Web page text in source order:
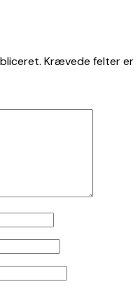
Krævede felter er